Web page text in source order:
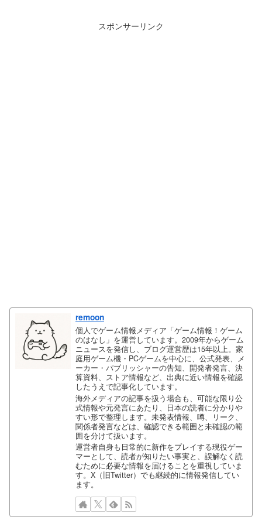
スポンサーリンク
remoon
個人でゲーム情報メディア「ゲーム情報！ゲーム
のはなし」を運営しています。2009年からゲーム
ニュースを発信し、ブログ運営歴は15年以上。家
庭用ゲーム機・PCゲームを中心に、公式発表、メ
ーカー・パブリッシャーの告知、開発者発言、決
算資料、ストア情報など、出典に近い情報を確認
したうえで記事化しています。
海外メディアの記事を扱う場合も、可能な限り公
式情報や元発言にあたり、日本の読者に分かりや
すい形で整理します。未発表情報、噂、リーク、
関係者発言などは、確認できる範囲と未確認の範
囲を分けて扱います。
運営者自身も日常的に新作をプレイする現役ゲー
マーとして、読者が知りたい事実と、誤解なく読
むために必要な情報を届けることを重視していま
す。X（旧Twitter）でも継続的に情報発信してい
ます。